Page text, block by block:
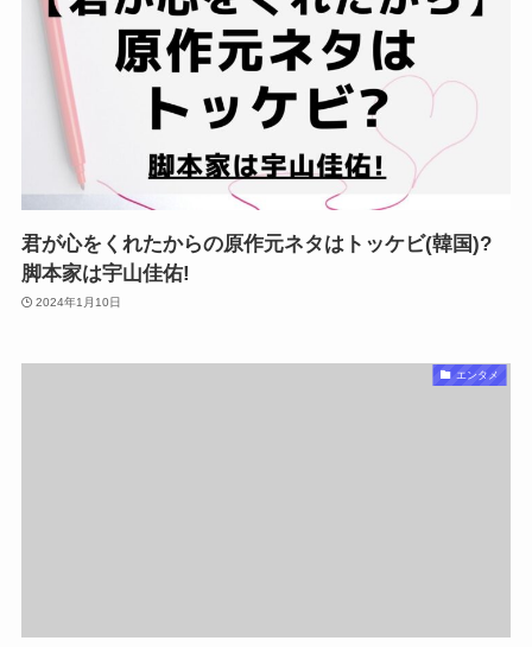
君が心をくれたからの原作元ネタはトッケビ(韓国)?
脚本家は宇山佳佑!
2024年1月10日
エンタメ